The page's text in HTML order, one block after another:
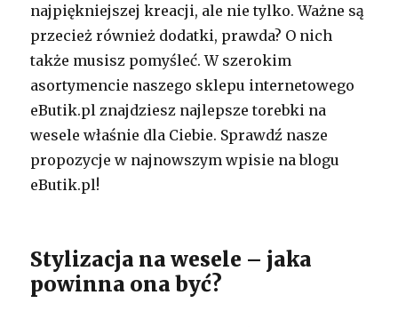
najpiękniejszej kreacji, ale nie tylko. Ważne są
przecież również dodatki, prawda? O nich
także musisz pomyśleć. W szerokim
asortymencie naszego sklepu internetowego
eButik.pl znajdziesz najlepsze torebki na
wesele właśnie dla Ciebie. Sprawdź nasze
propozycje w najnowszym wpisie na blogu
eButik.pl!
Stylizacja na wesele – jaka
powinna ona być?